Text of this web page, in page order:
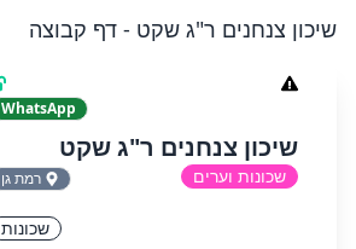
שיכון צנחנים ר"ג שקט - דף קבוצה
WhatsApp
שיכון צנחנים ר"ג שקט
שכונות וערים רמת גן
שכונות